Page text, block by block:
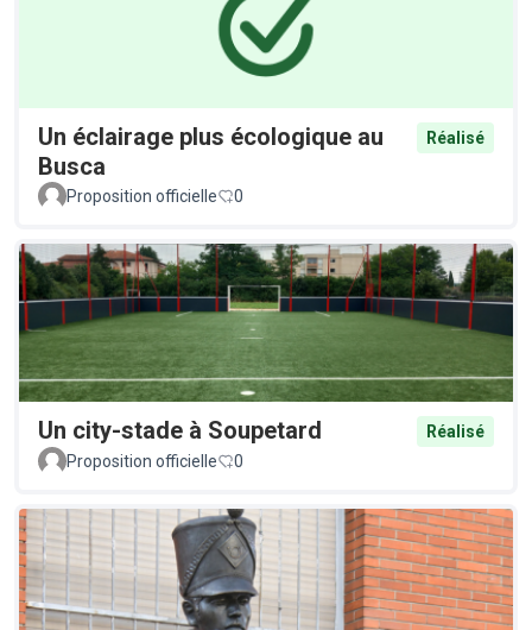
Un éclairage plus écologique au
Busca
Réalisé
Proposition officielle 0
Un city-stade à Soupetard
Réalisé
Proposition officielle
0